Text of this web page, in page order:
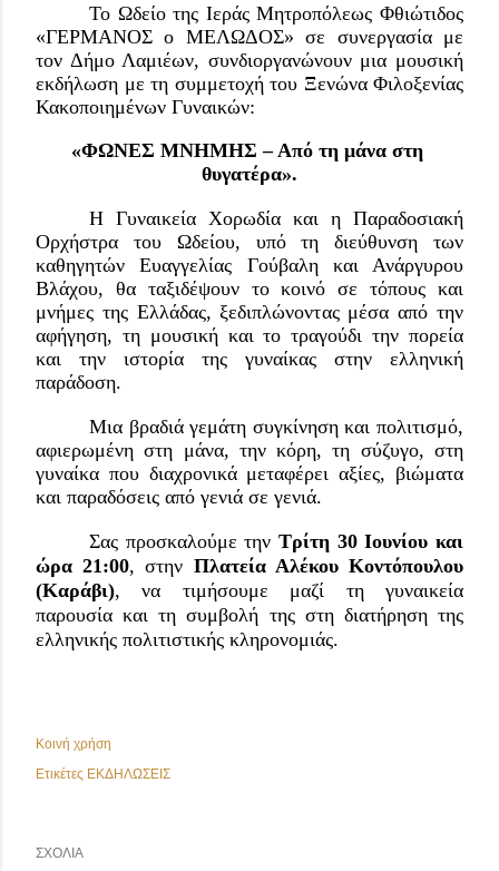
Το Ωδείο της Ιεράς Μητροπόλεως Φθιώτιδος
«ΓΕΡΜΑΝΟΣ ο ΜΕΛΩΔΟΣ» σε συνεργασία με
τον Δήμο Λαμιέων, συνδιοργανώνουν μια μουσική
εκδήλωση με τη συμμετοχή του Ξενώνα Φιλοξενίας
Κακοποιημένων Γυναικών:
«ΦΩΝΕΣ ΜΝΗΜΗΣ – Από τη μάνα στη
θυγατέρα».
Η Γυναικεία Χορωδία και η Παραδοσιακή
Ορχήστρα του Ωδείου, υπό τη διεύθυνση των
καθηγητών Ευαγγελίας Γούβαλη και Ανάργυρου
Βλάχου, θα ταξιδέψουν το κοινό σε τόπους και
μνήμες της Ελλάδας, ξεδιπλώνοντας μέσα από την
αφήγηση, τη μουσική και το τραγούδι την πορεία
και την ιστορία της γυναίκας στην ελληνική
παράδοση.
Μια βραδιά γεμάτη συγκίνηση και πολιτισμό,
αφιερωμένη στη μάνα, την κόρη, τη σύζυγο, στη
γυναίκα που διαχρονικά μεταφέρει αξίες, βιώματα
και παραδόσεις από γενιά σε γενιά.
Σας προσκαλούμε την Τρίτη 30 Ιουνίου και
ώρα 21:00, στην Πλατεία Αλέκου Κοντόπουλου
(Καράβι), να τιμήσουμε μαζί τη γυναικεία
παρουσία και τη συμβολή της στη διατήρηση της
ελληνικής πολιτιστικής κληρονομιάς.
Κοινή χρήση
Ετικέτες ΕΚΔΗΛΩΣΕΙΣ
ΣΧΌΛΙΑ